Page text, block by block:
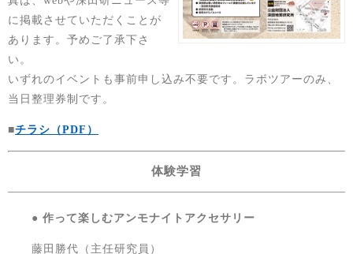
に掲載させていただくことが
あります。予めご了承下さ
い。
いずれのイベントも事前申し込み不要です。ラボツアーのみ、
当日整理券制です。
■チラシ （PDF）
体験学習
● 作って楽しむアンモナイトアクセサリー
藤田勝代（主任研究員）